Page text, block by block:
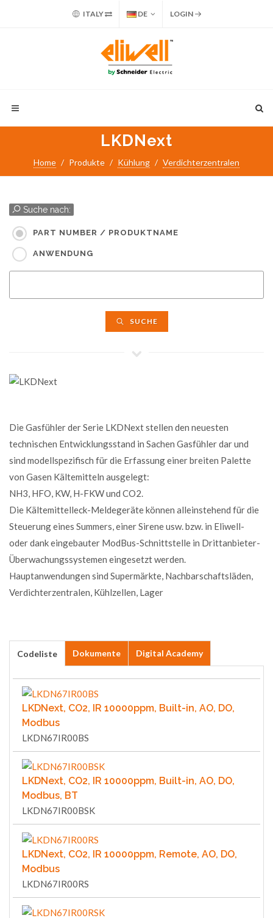
ITALY DE LOGIN
LKDNext
Home Produkte Kühlung Verdichterzentralen
Suche nach:
PART NUMBER / PRODUKTNAME
ANWENDUNG
SUCHE
Die Gasfühler der Serie LKDNext stellen den neuesten
technischen Entwicklungsstand in Sachen Gasfühler dar und
sind modellspezifisch für die Erfassung einer breiten Palette
von Gasen Kältemitteln ausgelegt:
NH3, HFO, KW, H-FKW und CO2.
Die Kältemittelleck-Meldegeräte können alleinstehend für die
Steuerung eines Summers, einer Sirene usw. bzw. in Eliwell-
oder dank eingebauter ModBus-Schnittstelle in Drittanbieter-
Überwachungssystemen eingesetzt werden.
Hauptanwendungen sind Supermärkte, Nachbarschaftsläden,
Verdichterzentralen, Kühlzellen, Lager
Codeliste Dokumente Digital Academy
LKDNext, CO2, IR 10000ppm, Built-in, AO, DO,
Modbus
LKDN67IR00BS
LKDNext, CO2, IR 10000ppm, Built-in, AO, DO,
Modbus, BT
LKDN67IR00BSK
LKDNext, CO2, IR 10000ppm, Remote, AO, DO,
Modbus
LKDN67IR00RS